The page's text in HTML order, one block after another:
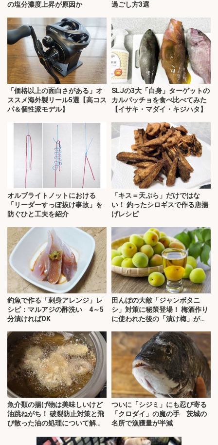
の塩分濃度上昇が原因か
過ごし方3選
「価格以上の面白さがある」オ
ススメ海外製リール5選【高コス
パ＆個性派モデル】
SLJの3大「白身」ターゲットの
カルパッチョを食べ比べてみた
【イサキ・マダイ・キジハタ】
オルブライトノットにおける
「リーダーすっぽ抜け事故」を
防ぐひと工夫を紹介
「キス＝天ぷら」だけではな
い！ 釣ったシロギスで作る唐揚
げレシピ
釣魚で作る「刺身アレンジ」レ
シピ：マルアジの酢洗い 4～5
分漬ければOK
田んぼの大敵「ジャンボタニ
シ」対策に秘策登場！ 梅酒作り
に使われた後の「漬け梅」が効
魚介類の揚げ物は美味しいけど
油跳ねがち！ 破裂防止対策と飛
び散った油の処理について解
ついに「シジミ」にも忍び寄る
「クロダイ」の魔の手 茨城の
名所で漁獲量が半減